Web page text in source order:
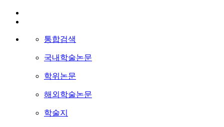
통합검색
국내학술논문
학위논문
해외학술논문
학술지